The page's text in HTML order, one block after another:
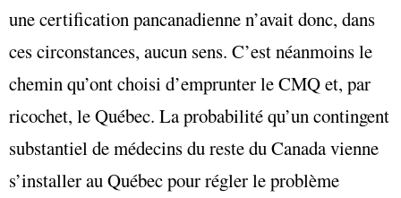
une certification pancanadienne n’avait donc, dans
ces circonstances, aucun sens. C’est néanmoins le
chemin qu’ont choisi d’emprunter le CMQ et, par
ricochet, le Québec. La probabilité qu’un contingent
substantiel de médecins du reste du Canada vienne
s’installer au Québec pour régler le problème